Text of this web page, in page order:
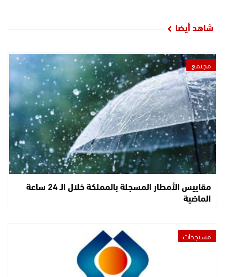
شاهد أيضا
مجتمع
مقاييس الأمطار المسجلة بالمملكة خلال الـ 24 ساعة
الماضية
مستجدات